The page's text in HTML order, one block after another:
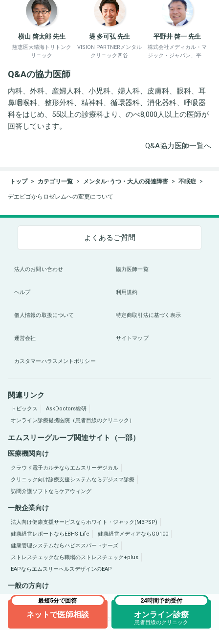
横山 啓太郎 先生
慈恵医大晴海トリトンク
リニック
堤 多可弘 先生
VISION PARTNERメンタル
クリニック四谷
平野井 啓一 先生
株式会社メディカル・マ
ジック・ジャパン、平野
Q&Aの協力医師
内科、外科、産婦人科、小児科、婦人科、皮膚科、眼科、耳
鼻咽喉科、整形外科、精神科、循環器科、消化器科、呼吸器
科をはじめ、55以上の診療科より、のべ8,000人以上の医師が
回答しています。
Q&A協力医師一覧へ
トップ カテゴリ一覧 メンタル･うつ・大人の発達障害 不眠症
デエビゴからロゼレムへの変更について
最短5分で回答
ネットで医師相談
24時間予約受付
オンライン診療
患者目線のクリニック
よくあるご質問
法人のお問い合わせ 協力医師一覧
ヘルプ 利用規約
個人情報の取扱について 特定商取引法に基づく表示
運営会社 サイトマップ
カスタマーハラスメントポリシー
関連リンク
トピックス
AskDoctors総研
オンライン診療提携医院（患者目線のクリニック）
エムスリーグループ関連サイト（一部）
医療機関向け
クラウド電子カルテならエムスリーデジカル
クリニック向け診療支援システムならデジスマ診療
訪問介護ソフトならケアウィング
一般企業向け
法人向け健康支援サービスならホワイト・ジャック(M3PSP)
健康経営レポートならEBHS Life
健康経営メディアならGO100
健康管理システムならハピネスパートナーズ
ストレスチェックなら職場のストレスチェック+plus
EAPならエムスリーヘルスデザインのEAP
一般の方向け
医療総合サイトQLife（キューライフ） 肥満症総合サイトならひまんラボ
Copyright © 2005-2026 M3, Inc. All Rights Reserved.